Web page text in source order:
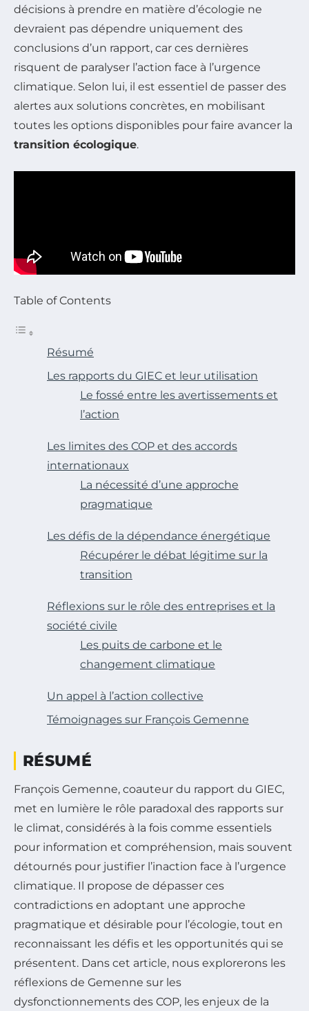
décisions à prendre en matière d’écologie ne
devraient pas dépendre uniquement des
conclusions d’un rapport, car ces dernières
risquent de paralyser l’action face à l’urgence
climatique. Selon lui, il est essentiel de passer des
alertes aux solutions concrètes, en mobilisant
toutes les options disponibles pour faire avancer la
transition écologique.
Table of Contents
Résumé
Les rapports du GIEC et leur utilisation
Le fossé entre les avertissements et
l’action
Les limites des COP et des accords
internationaux
La nécessité d’une approche
pragmatique
Les défis de la dépendance énergétique
Récupérer le débat légitime sur la
transition
Réflexions sur le rôle des entreprises et la
société civile
Les puits de carbone et le
changement climatique
Un appel à l’action collective
Témoignages sur François Gemenne
RÉSUMÉ
François Gemenne, coauteur du rapport du GIEC,
met en lumière le rôle paradoxal des rapports sur
le climat, considérés à la fois comme essentiels
pour information et compréhension, mais souvent
détournés pour justifier l’inaction face à l’urgence
climatique. Il propose de dépasser ces
contradictions en adoptant une approche
pragmatique et désirable pour l’écologie, tout en
reconnaissant les défis et les opportunités qui se
présentent. Dans cet article, nous explorerons les
réflexions de Gemenne sur les
dysfonctionnements des COP, les enjeux de la